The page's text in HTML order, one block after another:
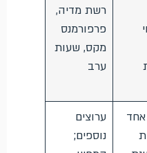
רשת מדיה,
פרפורמנס
מקס, שעות
ערב
אחד
ערוצים
נוספים;